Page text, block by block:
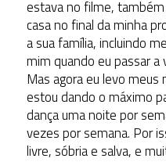
estava no filme,
casa no final da minha
a sua família, incluindo
mim quando eu passar a
Mas agora eu levo meus
estou dando o máximo
dança uma noite por
vezes por semana. Por
livre, sóbria e salva, e